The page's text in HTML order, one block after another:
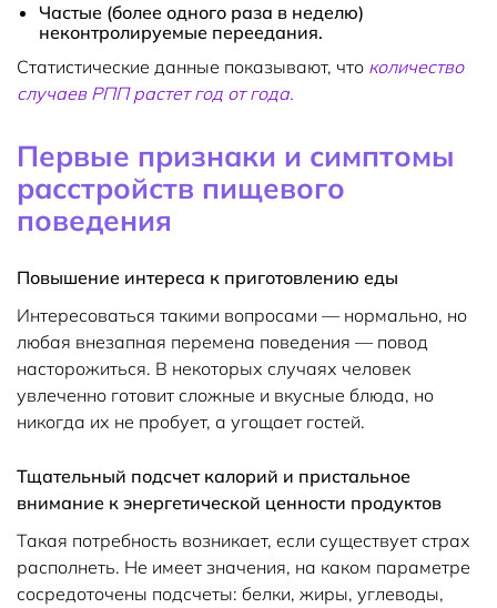
Частые (более одного раза в неделю)
неконтролируемые переедания.
Статистические данные показывают, что количество
случаев РПП растет год от года.
Первые признаки и симптомы
расстройств пищевого
поведения
Повышение интереса к приготовлению еды
Интересоваться такими вопросами — нормально, но
любая внезапная перемена поведения — повод
насторожиться. В некоторых случаях человек
увлеченно готовит сложные и вкусные блюда, но
никогда их не пробует, а угощает гостей.
Тщательный подсчет калорий и пристальное
внимание к энергетической ценности продуктов
Такая потребность возникает, если существует страх
располнеть. Не имеет значения, на каком параметре
сосредоточены подсчеты: белки, жиры, углеводы,